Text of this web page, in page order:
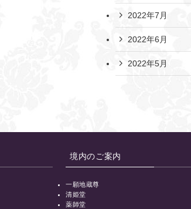
2022年7月
2022年6月
2022年5月
境内のご案内
一願地蔵尊
清姫堂
薬師堂